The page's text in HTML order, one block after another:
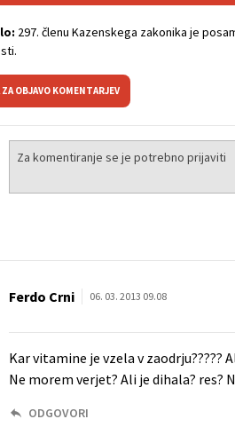
297. členu Kazenskega zakonika je
ZA OBJAVO KOMENTARJEV
Ferdo Crni 06. 03. 2013 09.08
Kar vitamine je vzela v zaodrju?????
Ne morem verjet? Ali je dihala? res?
ODGOVORI